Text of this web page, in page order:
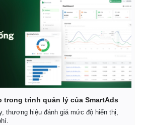
trong trình quản lý của SmartAds
thương hiệu đánh giá mức độ hiển thị,